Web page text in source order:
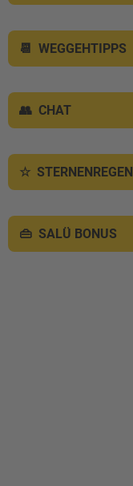
WEGGEHTIPPS
CHAT
STERNENREGEN
SALÜ BONUS